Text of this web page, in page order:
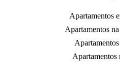
Apartamentos
Apartamentos
Apartamentos